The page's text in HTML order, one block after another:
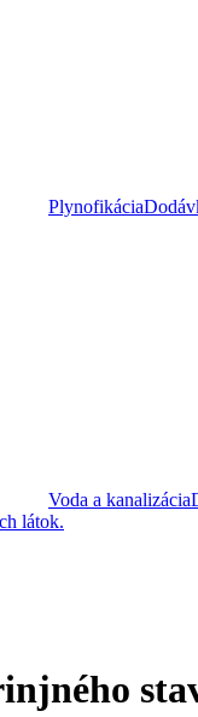
Plynofikácia
Voda a kanalizácia
látok.